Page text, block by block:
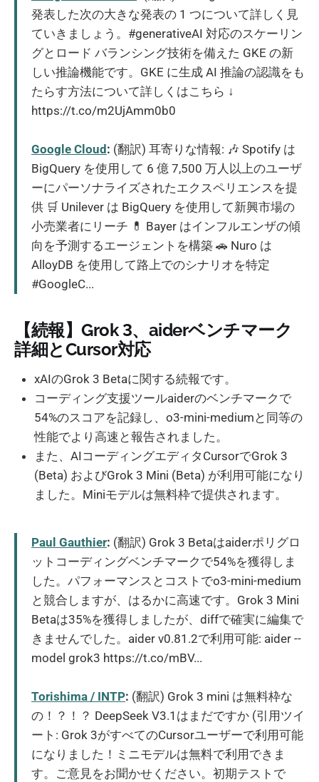
発表した次の大きな発表の 1 つについて詳しく見
ていきましょう。#generativeAI 対応のスケーリン
グとロード バランシング技術を備えた GKE の新
しい推論機能です。GKE に生成 AI 推論の認識をも
たらす方法について詳しくはこちら ↓
https://t.co/m2UjAmm0b0
Google Cloud: (翻訳) 耳寄りな情報: 🎶 Spotify は
BigQuery を使用して 6 億 7,500 万人以上のユーザ
ーにパーソナライズされたエクスペリエンスを提
供 🛒 Unilever は BigQuery を使用して新興市場の
小売業者にリーチ 💊 Bayer はインフルエンザの傾
向を予測するエージェントを構築 🚗 Nuro は
AlloyDB を使用して路上でのシナリオを特定
#GoogleC...
【続報】Grok 3、aiderベンチマーク
詳細とCursor対応
xAIのGrok 3 Betaに関する続報です。
コーディング支援ツールaiderのベンチマークで
54%のスコアを記録し、o3-mini-mediumと同等の
性能でより高速と報告されました。
また、AIコーディングエディタCursorでGrok 3
(Beta) およびGrok 3 Mini (Beta) が利用可能になり
ました。Miniモデルは無料枠で提供されます。
Paul Gauthier: (翻訳) Grok 3 Betaはaiderポリグロ
ットコーディングベンチマークで54%を獲得しま
した。パフォーマンスとコストでo3-mini-medium
と競合しますが、はるかに高速です。Grok 3 Mini
Betaは35%を獲得しましたが、diffで確実に編集で
きませんでした。aider v0.81.2で利用可能: aider --
model grok3 https://t.co/mBV...
Torishima / INTP: (翻訳) Grok 3 mini は無料枠な
の！？！？ DeepSeek V3.1はまだですか (引用ツイ
ート: Grok 3がすべてのCursorユーザーで利用可能
になりました！ミニモデルは無料で利用できま
す。ご意見をお聞かせください。初期テストで